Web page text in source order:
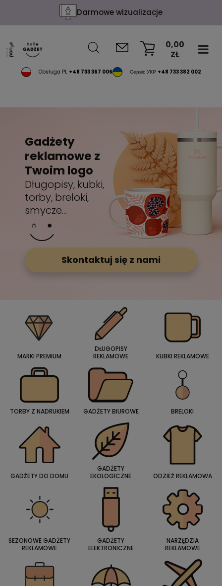
Darmowe wizualizacje
Obsługa PL +48 733 367 006 Сервіс УКР +48 733 382 002
0,00
ZŁ
Gadżety
reklamowe z
Twoim logo
Długopisy, kubki,
torby, breloki,
smycze...
Skontaktuj się z nami
MARKI PREMIUM
DŁUGOPISY
REKLAMOWE
KUBKI REKLAMOWE
TORBY Z NADRUKIEM GADŻETY BIUROWE BRELOKI
GADŻETY DO DOMU
GADŻETY
EKOLOGICZNE
ODZIEŻ REKLAMOWA
SEZONOWE GADŻETY
REKLAMOWE
GADŻETY
ELEKTRONICZNE
NARZĘDZIA
REKLAMOWE